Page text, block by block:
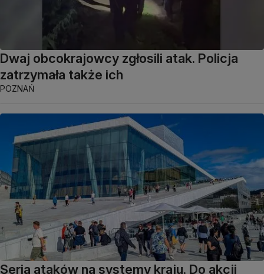
Dwaj obcokrajowcy zgłosili atak. Policja
zatrzymała także ich
POZNAŃ
Seria ataków na systemy kraju. Do akcji